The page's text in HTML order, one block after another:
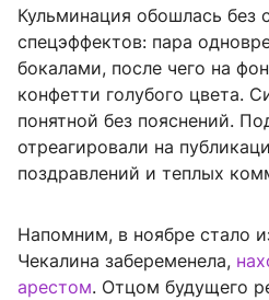
Кульминация обошлась без
спецэффектов: пара
бокалами, после чего на
конфетти голубого цвета.
понятной без пояснений.
отреагировали на
поздравлений и теплых
Напомним, в ноябре стало
Чекалина забеременела,
арестом. Отцом будущего